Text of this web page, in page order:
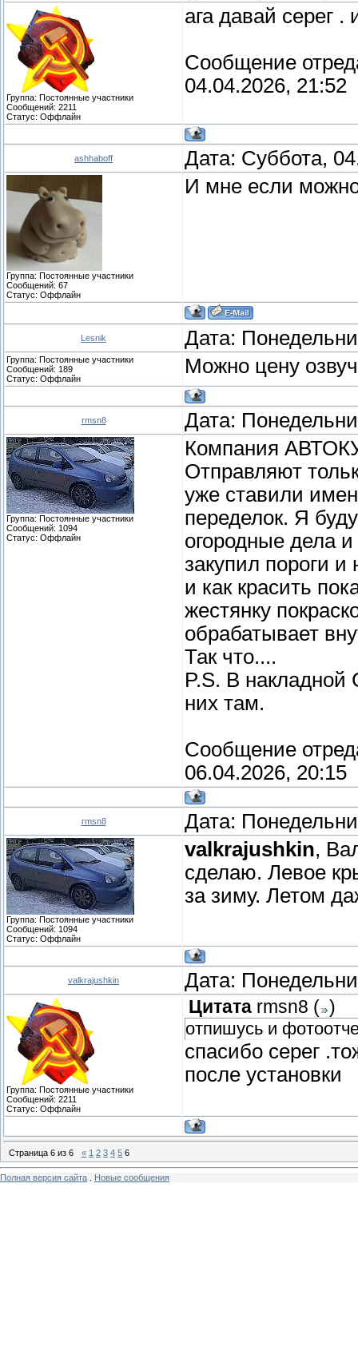
Группа: Постоянные участники
Сообщений: 2211
Статус: Оффлайн
ага давай серег
Сообщение
04.04.2026, 21:52
ashhaboff Дата: Суббота,
Группа: Постоянные участники
Сообщений: 67
Статус: Оффлайн
И мне если
Lesnik Дата:
Группа: Постоянные участники
Сообщений: 189
Статус: Оффлайн
Можно цену
rmsn8 Дата:
Группа: Постоянные участники
Сообщений: 1094
Статус: Оффлайн
Компания
Отправляют
уже ставили
переделок. Я
огородные дела
закупил пороги и
и как красить
жестянку
обрабатывает
Так что....
P.S. В накладной
них там.
Сообщение
06.04.2026, 20:15
rmsn8 Дата:
Группа: Постоянные участники
Сообщений: 1094
Статус: Оффлайн
valkrajushkin,
сделаю. Левое
за зиму. Летом
valkrajushkin Дата:
Группа: Постоянные участники
Сообщений: 2211
Статус: Оффлайн
Цитата rmsn8 ( )
отпишусь и
спасибо серег
после установки
Страница 6 из 6 « 1 2 3 4 5 6
Полная версия сайта Новые сообщения